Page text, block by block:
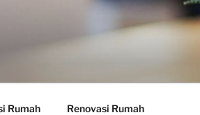
Rumah Renovasi Rumah